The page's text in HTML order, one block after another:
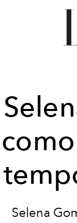
Selena